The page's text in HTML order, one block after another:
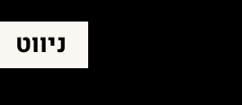
ניווט